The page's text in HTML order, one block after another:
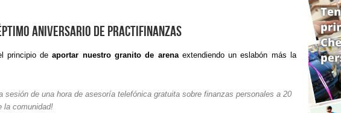
aniversario de PractiFinanzas
principio deaportar nuestro granito de arenaextendiendo un eslabón más la
sesión de una hora de asesoría telefónica gratuita sobre finanzas personales a 20
la comunidad!